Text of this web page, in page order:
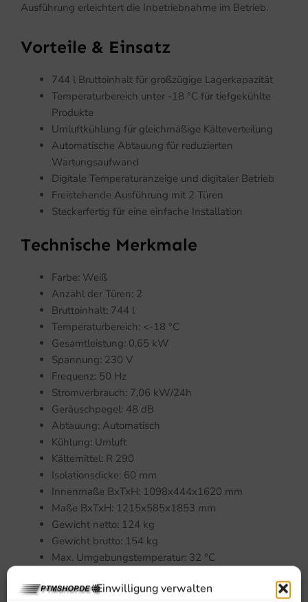
Einwilligung verwalten
Ausführung erleichtert die Inbetriebnahme im Betrieb.
Vorteile & Einsatz
744 l Bruttoinhalt für großzügige Lagerkapazität
Temperaturbereich unter -18 °C für tiefgekühlte
Produkte
Umluftkühlung für gleichmäßige Kälteverteilung
Automatische Abtauung für reduzierten
Wartungsaufwand
Digitale Temperaturanzeige und digitaler Betrieb
Freistehende Ausführung mit 2 Türen
Steckerfertig für eine einfache Installation
Technische Merkmale
Farbe: Weiß
Anzahl der Türen: 2
Bruttoinhalt: 744 l
Temperaturbereich: <-18 °C
Gesamtleistung: 0,65 kW
Spannung: 230 V
Frequenz: 50 Hz
Stromverbrauch: 7,06 kW/24h
Geräuschpegel: 48 dB
Abtauung: Automatisch
Kühlung: Umluft
Kältemittel: R 290
Isolationsdicke: 60 mm
Innenmaße BxTxH: 1098x444x1620 mm
Maße BxTxH: 1215x585x1853 mm
Gewicht netto: 124 kg
Gewicht brutto: 154 kg
Max. Umgebungstemperatur: 32 °C
klappbar